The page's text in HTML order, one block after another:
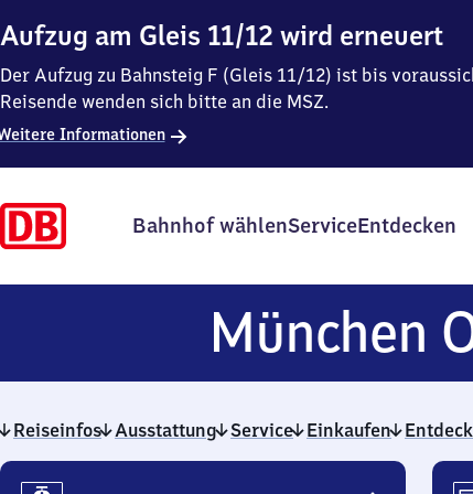
Aufzug am Gleis 11/12 wird erneuert
Der Aufzug zu Bahnsteig F (Gleis 11/12) ist bis
Reisende wenden sich bitte an die MSZ.
Informationen
Bahnhof wählenServiceEntdecken
München
Reiseinfos Ausstattung Service Einkaufen
Reiseinfos